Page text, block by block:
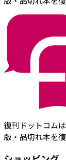
復刊ドットコム
版・品切れ本を